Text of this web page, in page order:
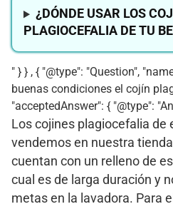
¿DÓNDE USAR LOS
PLAGIOCEFALIA DE TU
" } } , { "@type": "Question",
buenas condiciones el cojín
"acceptedAnswer": { "@type":
Los cojines plagiocefalia de
vendemos en nuestra
cuentan con un relleno de
cual es de larga duración y
metas en la lavadora. Para